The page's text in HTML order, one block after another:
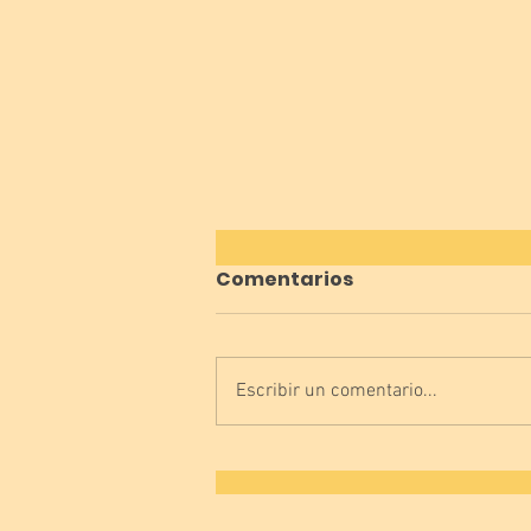
¿Vosotros que tenéis,
lengua o luenga? 😜👅
Comentarios
Escribir un comentario...